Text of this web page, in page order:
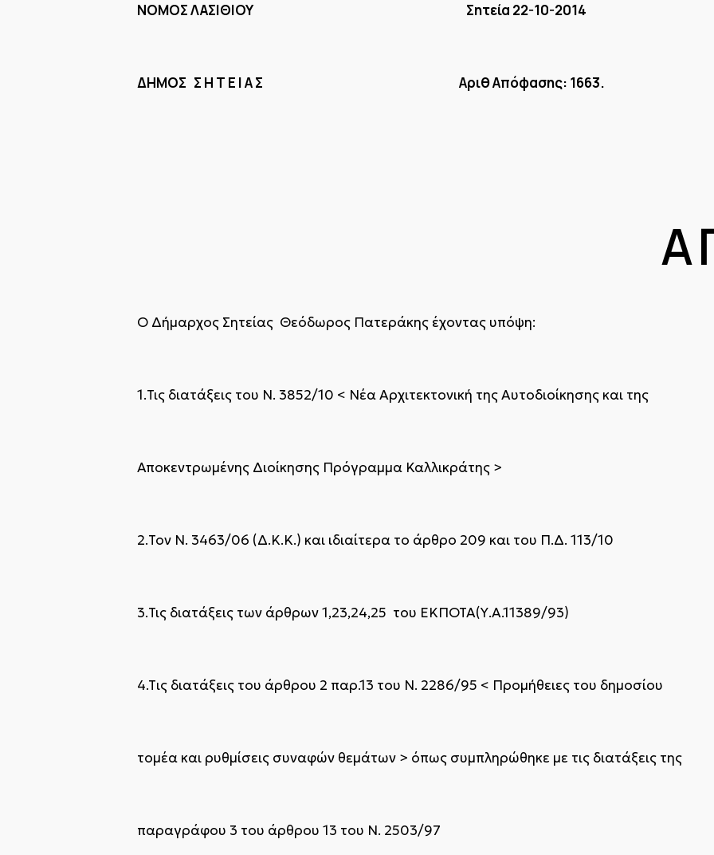
ΝΟΜΟΣ ΛΑΣΙΘΙΟΥ Σητεία 22-10-
ΔΗΜΟΣ Σ Η Τ Ε Ι Α Σ Αριθ Απόφασης: 1663.
Α Π Ο Φ
Ο Δήμαρχος Σητείας Θεόδωρος Πατεράκης έχοντας υπόψη:
1.Τις διατάξεις του Ν. 3852/10 < Νέα Αρχιτεκτονική της Αυτοδιοίκησης και της
Αποκεντρωμένης Διοίκησης Πρόγραμμα Καλλικράτης >
2.Τον Ν. 3463/06 (Δ.Κ.Κ.) και ιδιαίτερα το άρθρο 209 και του Π.Δ. 113/10
3.Τις διατάξεις των άρθρων 1,23,24,25 του ΕΚΠΟΤΑ(Υ.Α.11389/93)
4.Tις διατάξεις του άρθρου 2 παρ.13 του Ν. 2286/95 < Προμήθειες του δημοσίου
τομέα και ρυθμίσεις συναφών θεμάτων > όπως συμπληρώθηκε με τις διατάξεις της
παραγράφου 3 του άρθρου 13 του Ν. 2503/97